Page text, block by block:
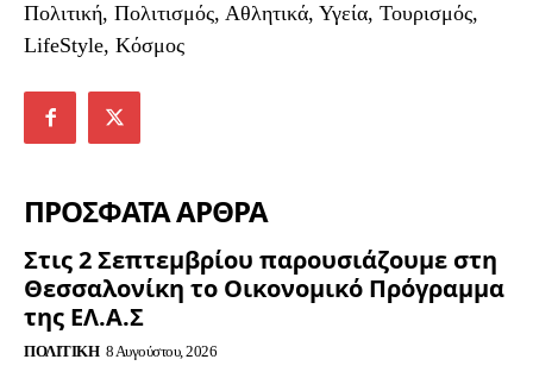
Πολιτική, Πολιτισμός, Αθλητικά, Υγεία, Τουρισμός,
LifeStyle, Κόσμος
ΠΡΟΣΦΑΤΑ ΑΡΘΡΑ
Στις 2 Σεπτεμβρίου παρουσιάζουμε στη
Θεσσαλονίκη το Οικονομικό Πρόγραμμα
της ΕΛ.Α.Σ
ΠΟΛΙΤΙΚΉ 8 Αυγούστου, 2026